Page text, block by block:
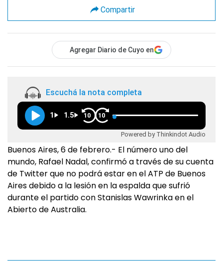
Compartir
Agregar Diario de Cuyo en
Escuchá la nota completa
1 1.5 10 10
Powered by Thinkindot Audio
Buenos Aires, 6 de febrero.- El número uno del
mundo, Rafael Nadal, confirmó a través de su cuenta
de Twitter que no podrá estar en el ATP de Buenos
Aires debido a la lesión en la espalda que sufrió
durante el partido con Stanislas Wawrinka en el
Abierto de Australia.